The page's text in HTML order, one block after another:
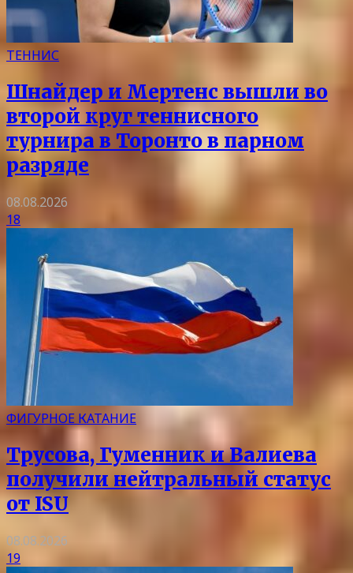
ТЕННИС
Шнайдер и Мертенс вышли во
второй круг теннисного
турнира в Торонто в парном
разряде
08.08.2026
18
ФИГУРНОЕ КАТАНИЕ
Трусова, Гуменник и Валиева
получили нейтральный статус
от ISU
08.08.2026
19